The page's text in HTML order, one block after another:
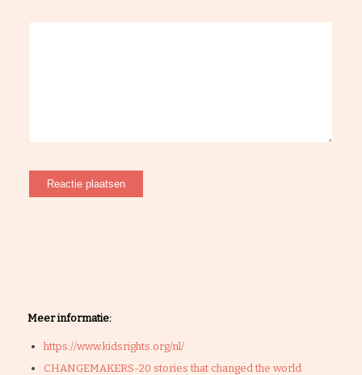
Meer informatie:
https://www.kidsrights.org/nl/
CHANGEMAKERS-20 stories that changed the world